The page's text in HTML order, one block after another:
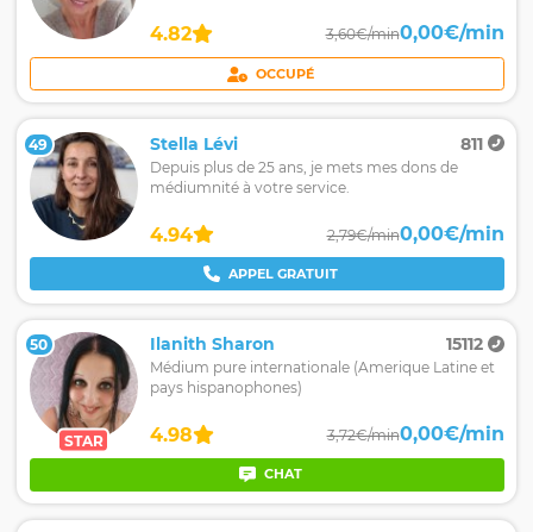
4.82 3,60€/min0,00€/min
OCCUPÉ
49 Stella Lévi 811
Depuis plus de 25 ans, je mets mes dons de
médiumnité à votre service.
4.94 2,79€/min0,00€/min
APPEL GRATUIT
STAR
50 Ilanith Sharon 15112
Médium pure internationale (Amerique Latine et
pays hispanophones)
4.98 3,72€/min0,00€/min
CHAT